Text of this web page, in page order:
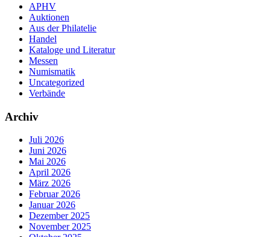
APHV
Auktionen
Aus der Philatelie
Handel
Kataloge und Literatur
Messen
Numismatik
Uncategorized
Verbände
Archiv
Juli 2026
Juni 2026
Mai 2026
April 2026
März 2026
Februar 2026
Januar 2026
Dezember 2025
November 2025